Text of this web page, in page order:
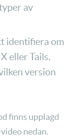
av
identifiera om
eller Tails.
version
finns upplagd
nedan.